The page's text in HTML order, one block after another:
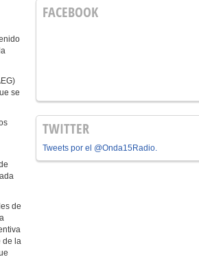
se
de
de la
FACEBOOK
TWITTER
Tweets por el @Onda15Radio.